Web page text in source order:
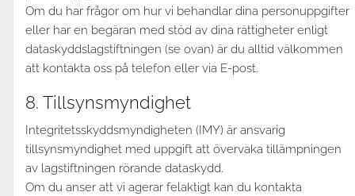
Om du har frågor om hur vi behandlar dina personuppgifter
eller har en begäran med stöd av dina rättigheter enligt
dataskyddslagstiftningen (se ovan) är du alltid välkommen
att kontakta oss på telefon eller via E-post.
8. Tillsynsmyndighet
Integritetsskyddsmyndigheten (IMY) är ansvarig
tillsynsmyndighet med uppgift att övervaka tillämpningen
av lagstiftningen rörande dataskydd.
Om du anser att vi agerar felaktigt kan du kontakta